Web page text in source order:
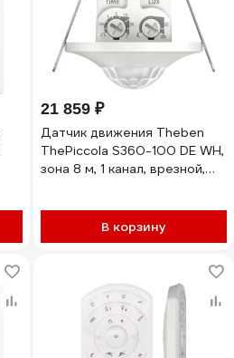
21 859 ₽
Датчик движения Theben
ThePiccola S360-100 DE WH,
зона 8 м, 1 канал, врезной,
В корзину